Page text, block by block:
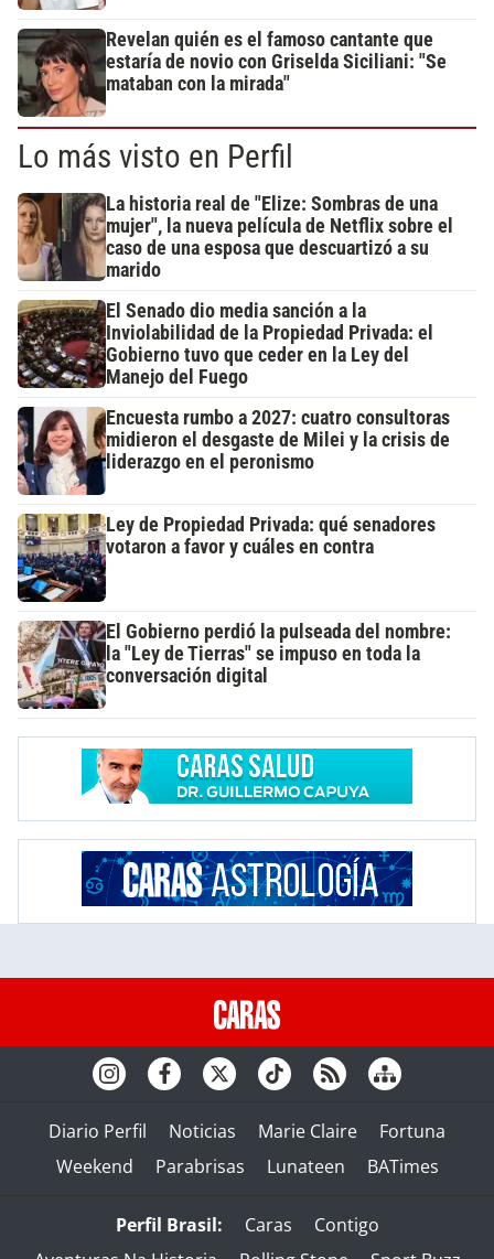
Revelan quién es el famoso cantante que
estaría de novio con Griselda Siciliani: "Se
mataban con la mirada"
Lo más visto en Perfil
La historia real de "Elize: Sombras de una
mujer", la nueva película de Netflix sobre el
caso de una esposa que descuartizó a su
marido
El Senado dio media sanción a la
Inviolabilidad de la Propiedad Privada: el
Gobierno tuvo que ceder en la Ley del
Manejo del Fuego
Encuesta rumbo a 2027: cuatro consultoras
midieron el desgaste de Milei y la crisis de
liderazgo en el peronismo
Ley de Propiedad Privada: qué senadores
votaron a favor y cuáles en contra
El Gobierno perdió la pulseada del nombre:
la "Ley de Tierras" se impuso en toda la
conversación digital
Diario Perfil Noticias Marie Claire
Fortuna
Weekend
Parabrisas Lunateen BATimes
Perfil Brasil: Caras
Contigo